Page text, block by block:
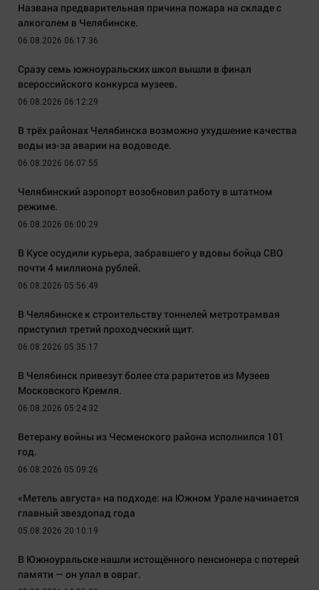
Названа предварительная причина пожара на складе с
алкоголем в Челябинске.
06.08.2026 06:17:36
Сразу семь южноуральских школ вышли в финал
всероссийского конкурса музеев.
06.08.2026 06:12:29
В трёх районах Челябинска возможно ухудшение качества
воды из-за аварии на водоводе.
06.08.2026 06:07:55
Челябинский аэропорт возобновил работу в штатном
режиме.
06.08.2026 06:00:29
В Кусе осудили курьера, забравшего у вдовы бойца СВО
почти 4 миллиона рублей.
06.08.2026 05:56:49
В Челябинске к строительству тоннелей метротрамвая
приступил третий проходческий щит.
06.08.2026 05:35:17
В Челябинск привезут более ста раритетов из Музеев
Московского Кремля.
06.08.2026 05:24:32
Ветерану войны из Чесменского района исполнился 101
год.
06.08.2026 05:09:26
«Метель августа» на подходе: на Южном Урале начинается
главный звездопад года
05.08.2026 20:10:19
В Южноуральске нашли истощённого пенсионера с потерей
памяти — он упал в овраг.